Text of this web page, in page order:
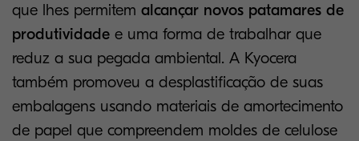
que lhes permitem alcançar novos patamares de
produtividade e uma forma de trabalhar que
reduz a sua pegada ambiental. A Kyocera
também promoveu a desplastificação de suas
embalagens usando materiais de amortecimento
de papel que compreendem moldes de celulose